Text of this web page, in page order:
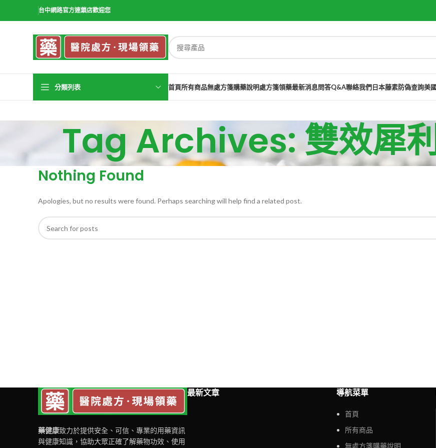
台中網路官方連鎖店歡迎您
分類列表 首頁所有商品無處方箋購藥說明處方箋領藥最新消息問答Q&A聯絡我們日本藤素防偽查詢美
Tag Archives: 雙效犀
Nothing Found
Apologies, but no results were found. Perhaps searching will help find a related post.
藥健康致力於提供安全、可信、專業的用藥資訊
與健康知識，協助大眾正確了解藥物功效、使用
最新文章 導航菜單
首頁
所有商品
無處方箋購藥說明